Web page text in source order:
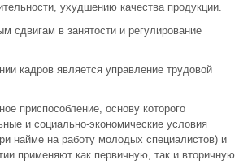
ухудшению качества продукции.
сдвигам в занятости и регулирование
кадров является управление трудовой
приспособление, основу которого
и социально-экономические условия
найме на работу молодых специалистов) и
применяют как первичную, так и вторичную